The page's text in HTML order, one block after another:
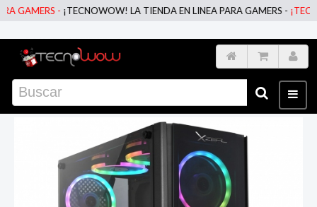
-¡TECNOWOW! LA TIENDA EN LINEA PARA GAMERS -